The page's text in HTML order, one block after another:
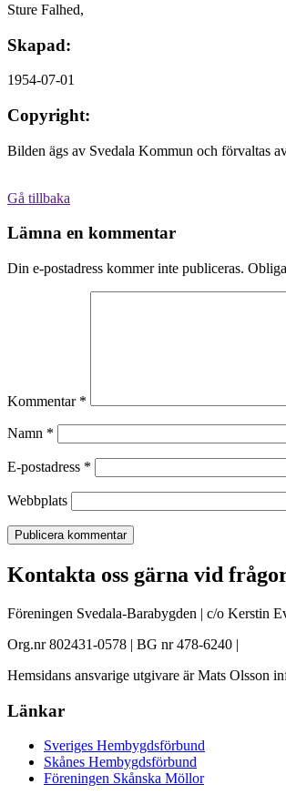
Sture Falhed,
Skapad:
1954-07-01
Copyright:
Bilden ägs av Svedala Kommun och förvaltas
Gå tillbaka
Lämna en kommentar
Din e-postadress kommer inte publiceras.
Kommentar *
Namn *
E-postadress *
Webbplats
Kontakta oss gärna vid
Föreningen Svedala-Barabygden | c/o Kerstin
Org.nr 802431-0578 | BG nr 478-6240 |
Hemsidans ansvarige utgivare är Mats Olsson
Länkar
Sveriges Hembygdsförbund
Skånes Hembygdsförbund
Föreningen Skånska Möllor